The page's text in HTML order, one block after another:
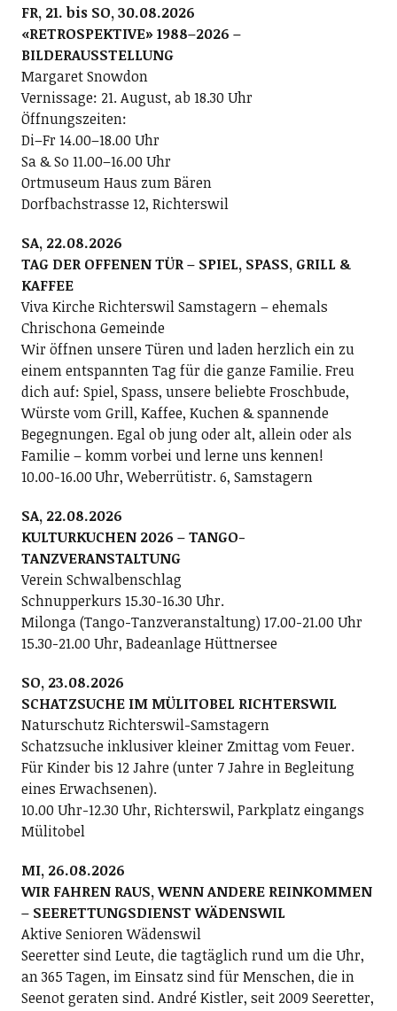
FR, 21. bis SO, 30.08.2026
«RETROSPEKTIVE» 1988–2026 –
BILDERAUSSTELLUNG
Margaret Snowdon
Vernissage: 21. August, ab 18.30 Uhr
Öffnungszeiten:
Di–Fr 14.00–18.00 Uhr
Sa & So 11.00–16.00 Uhr
Ortmuseum Haus zum Bären
Dorfbachstrasse 12, Richterswil
SA, 22.08.2026
TAG DER OFFENEN TÜR – SPIEL, SPASS, GRILL &
KAFFEE
Viva Kirche Richterswil Samstagern – ehemals
Chrischona Gemeinde
Wir öffnen unsere Türen und laden herzlich ein zu
einem entspannten Tag für die ganze Familie. Freu
dich auf: Spiel, Spass, unsere beliebte Froschbude,
Würste vom Grill, Kaffee, Kuchen & spannende
Begegnungen. Egal ob jung oder alt, allein oder als
Familie – komm vorbei und lerne uns kennen!
10.00-16.00 Uhr, Weberrütistr. 6, Samstagern
SA, 22.08.2026
KULTURKUCHEN 2026 – TANGO-
TANZVERANSTALTUNG
Verein Schwalbenschlag
Schnupperkurs 15.30-16.30 Uhr.
Milonga (Tango-Tanzveranstaltung) 17.00-21.00 Uhr
15.30-21.00 Uhr, Badeanlage Hüttnersee
SO, 23.08.2026
SCHATZSUCHE IM MÜLITOBEL RICHTERSWIL
Naturschutz Richterswil-Samstagern
Schatzsuche inklusiver kleiner Zmittag vom Feuer.
Für Kinder bis 12 Jahre (unter 7 Jahre in Begleitung
eines Erwachsenen).
10.00 Uhr-12.30 Uhr, Richterswil, Parkplatz eingangs
Mülitobel
MI, 26.08.2026
WIR FAHREN RAUS, WENN ANDERE REINKOMMEN
– SEERETTUNGSDIENST WÄDENSWIL
Aktive Senioren Wädenswil
Seeretter sind Leute, die tagtäglich rund um die Uhr,
an 365 Tagen, im Einsatz sind für Menschen, die in
Seenot geraten sind. André Kistler, seit 2009 Seeretter,